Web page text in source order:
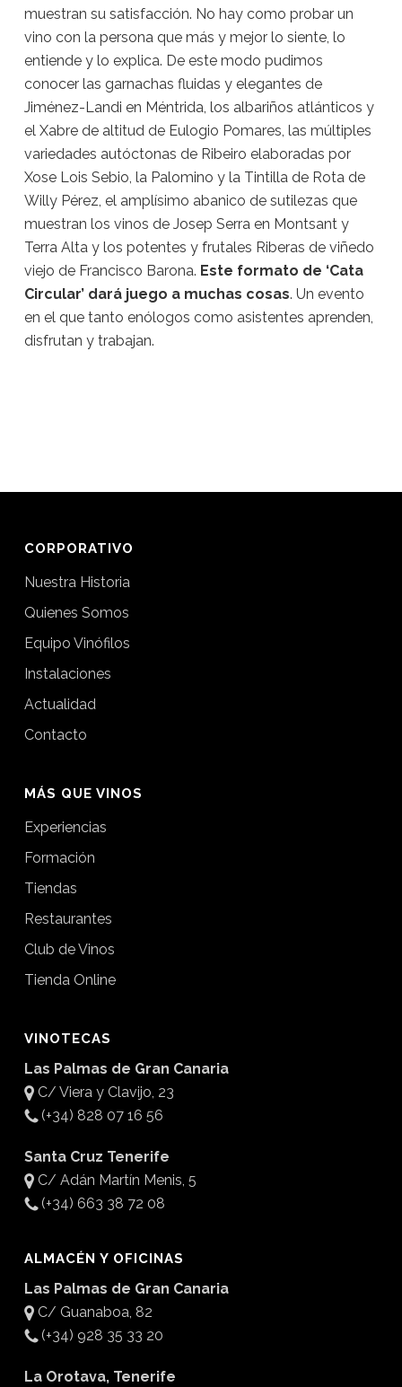
muestran su satisfacción. No hay como probar un
vino con la persona que más y mejor lo siente, lo
entiende y lo explica. De este modo pudimos
conocer las garnachas fluidas y elegantes de
Jiménez-Landi en Méntrida, los albariños atlánticos y
el Xabre de altitud de Eulogio Pomares, las múltiples
variedades autóctonas de Ribeiro elaboradas por
Xose Lois Sebio, la Palomino y la Tintilla de Rota de
Willy Pérez, el amplísimo abanico de sutilezas que
muestran los vinos de Josep Serra en Montsant y
Terra Alta y los potentes y frutales Riberas de viñedo
viejo de Francisco Barona. Este formato de ‘Cata
Circular’ dará juego a muchas cosas. Un evento
en el que tanto enólogos como asistentes aprenden,
disfrutan y trabajan.
CORPORATIVO
Nuestra Historia
Quienes Somos
Equipo Vinófilos
Instalaciones
Actualidad
Contacto
MÁS QUE VINOS
Experiencias
Formación
Tiendas
Restaurantes
Club de Vinos
Tienda Online
VINOTECAS
Las Palmas de Gran Canaria
C/ Viera y Clavijo, 23
(+34) 828 07 16 56
Santa Cruz Tenerife
C/ Adán Martín Menis, 5
(+34) 663 38 72 08
ALMACÉN Y OFICINAS
Las Palmas de Gran Canaria
C/ Guanaboa, 82
(+34) 928 35 33 20
La Orotava, Tenerife